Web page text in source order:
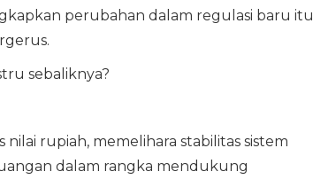
perubahan dalam regulasi baru itu
sebaliknya?
rupiah, memelihara stabilitas sistem
dalam rangka mendukung